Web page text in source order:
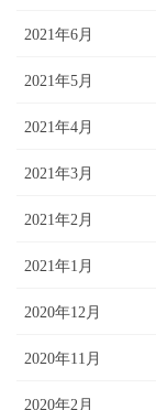
2021年6月
2021年5月
2021年4月
2021年3月
2021年2月
2021年1月
2020年12月
2020年11月
2020年2月